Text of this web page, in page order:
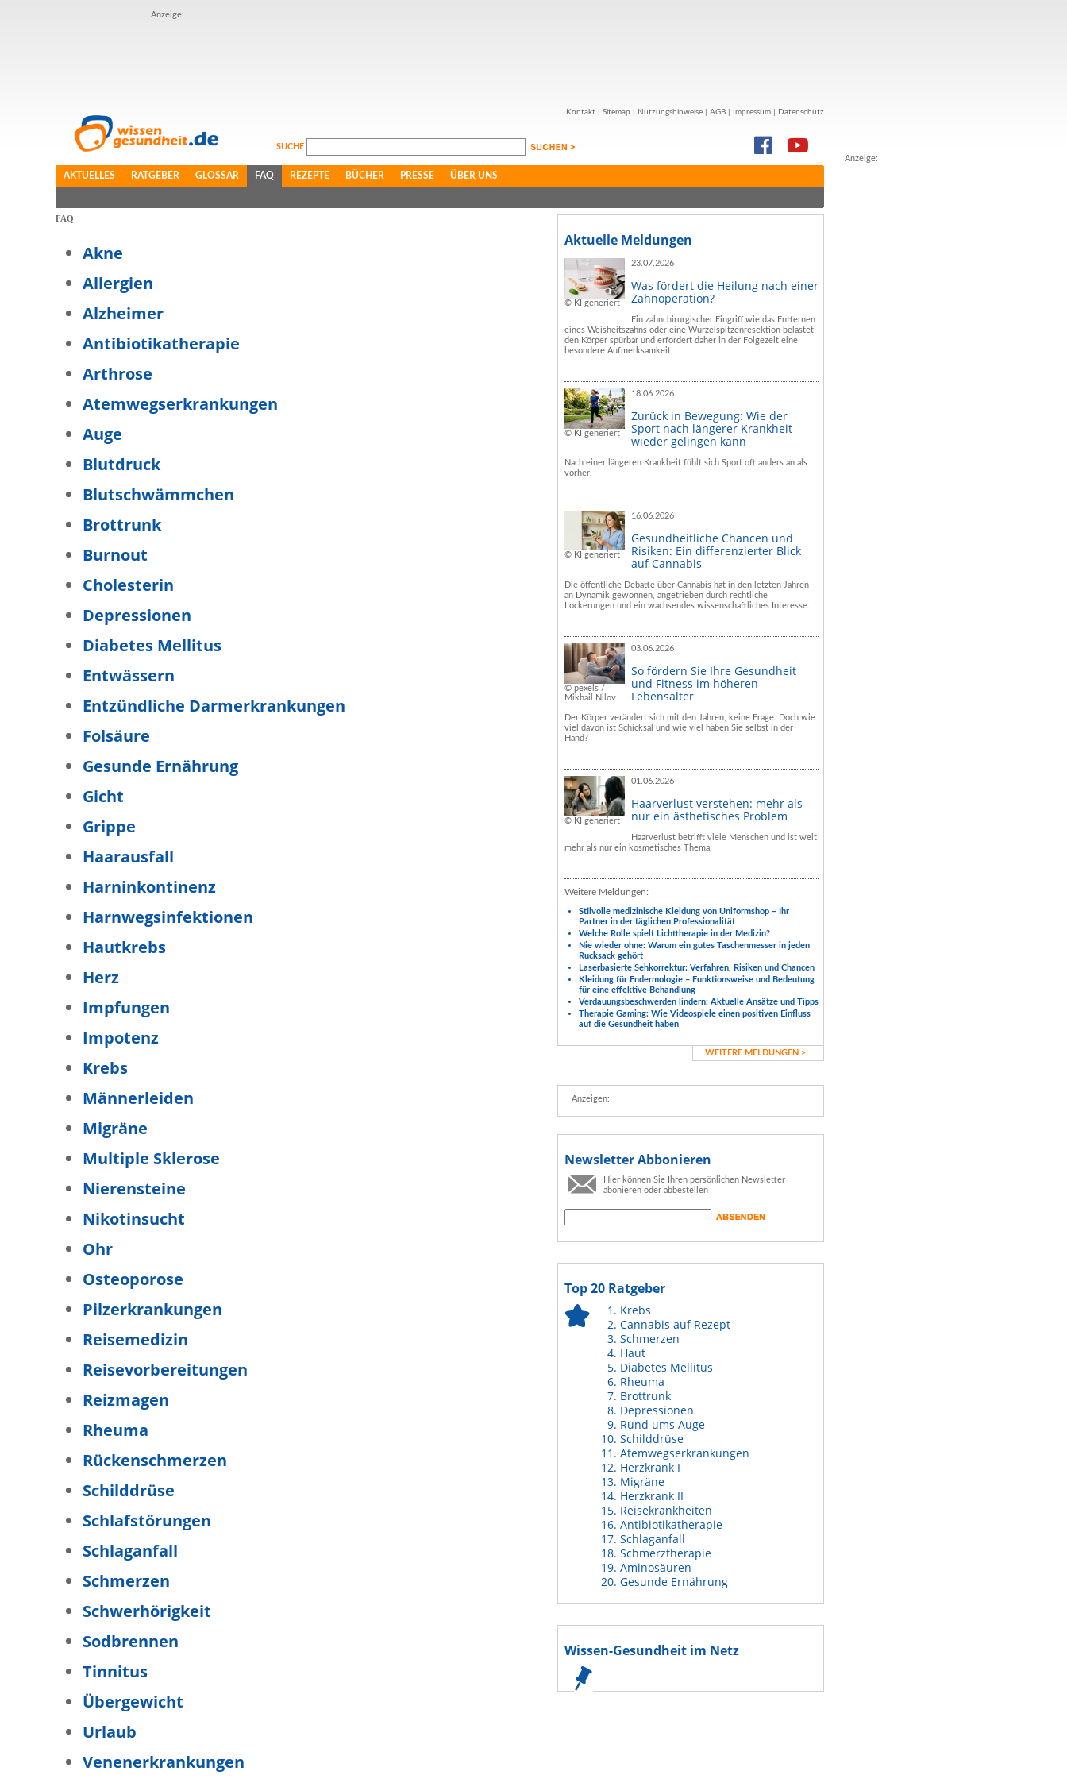
Anzeige:
Anzeige:
Kontakt Sitemap Nutzungshinweise AGB Impressum Datenschutz
SUCHE
AKTUELLES RATGEBER GLOSSAR FAQ REZEPTE BÜCHER PRESSE ÜBER UNS
FAQ
Akne
Allergien
Alzheimer
Antibiotikatherapie
Arthrose
Atemwegserkrankungen
Auge
Blutdruck
Blutschwämmchen
Brottrunk
Burnout
Cholesterin
Depressionen
Diabetes Mellitus
Entwässern
Entzündliche Darmerkrankungen
Folsäure
Gesunde Ernährung
Gicht
Grippe
Haarausfall
Harninkontinenz
Harnwegsinfektionen
Hautkrebs
Herz
Impfungen
Impotenz
Krebs
Männerleiden
Migräne
Multiple Sklerose
Nierensteine
Nikotinsucht
Ohr
Osteoporose
Pilzerkrankungen
Reisemedizin
Reisevorbereitungen
Reizmagen
Rheuma
Rückenschmerzen
Schilddrüse
Schlafstörungen
Schlaganfall
Schmerzen
Schwerhörigkeit
Sodbrennen
Tinnitus
Übergewicht
Urlaub
Venenerkrankungen
Aktuelle Meldungen
© KI generiert
23.07.2026
Was fördert die Heilung nach einer
Zahnoperation?
Ein zahnchirurgischer Eingriff wie das Entfernen
eines Weisheitszahns oder eine Wurzelspitzenresektion belastet
den Körper spürbar und erfordert daher in der Folgezeit eine
besondere Aufmerksamkeit.
© KI generiert
18.06.2026
Zurück in Bewegung: Wie der
Sport nach längerer Krankheit
wieder gelingen kann
Nach einer längeren Krankheit fühlt sich Sport oft anders an als
vorher.
© KI generiert
16.06.2026
Gesundheitliche Chancen und
Risiken: Ein differenzierter Blick
auf Cannabis
Die öffentliche Debatte über Cannabis hat in den letzten Jahren
an Dynamik gewonnen, angetrieben durch rechtliche
Lockerungen und ein wachsendes wissenschaftliches Interesse.
© pexels /
Mikhail Nilov
03.06.2026
So fördern Sie Ihre Gesundheit
und Fitness im höheren
Lebensalter
Der Körper verändert sich mit den Jahren, keine Frage. Doch wie
viel davon ist Schicksal und wie viel haben Sie selbst in der
Hand?
© KI generiert
01.06.2026
Haarverlust verstehen: mehr als
nur ein ästhetisches Problem
Haarverlust betrifft viele Menschen und ist weit
mehr als nur ein kosmetisches Thema.
Weitere Meldungen:
Stilvolle medizinische Kleidung von Uniformshop – Ihr
Partner in der täglichen Professionalität
Welche Rolle spielt Lichttherapie in der Medizin?
Nie wieder ohne: Warum ein gutes Taschenmesser in jeden
Rucksack gehört
Laserbasierte Sehkorrektur: Verfahren, Risiken und Chancen
Kleidung für Endermologie – Funktionsweise und Bedeutung
für eine effektive Behandlung
Verdauungsbeschwerden lindern: Aktuelle Ansätze und Tipps
Therapie Gaming: Wie Videospiele einen positiven Einfluss
auf die Gesundheit haben
WEITERE MELDUNGEN >
Anzeigen:
Newsletter Abbonieren
Hier können Sie Ihren persönlichen Newsletter
abonieren oder abbestellen
Top 20 Ratgeber
Krebs
Cannabis auf Rezept
Schmerzen
Haut
Diabetes Mellitus
Rheuma
Brottrunk
Depressionen
Rund ums Auge
Schilddrüse
Atemwegserkrankungen
Herzkrank I
Migräne
Herzkrank II
Reisekrankheiten
Antibiotikatherapie
Schlaganfall
Schmerztherapie
Aminosäuren
Gesunde Ernährung
Wissen-Gesundheit im Netz